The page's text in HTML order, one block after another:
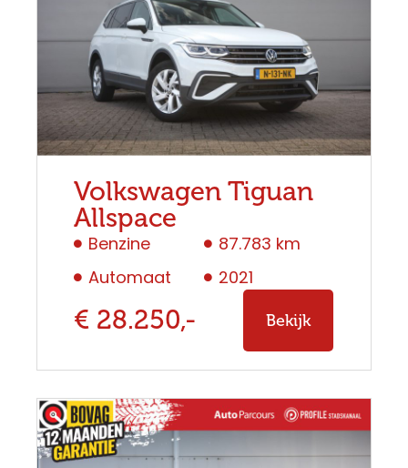
Volkswagen Tiguan
Allspace
Benzine
Automaat
87.783 km
2021
€ 28.250,- Bekijk